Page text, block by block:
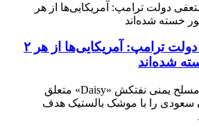
مقام مستعفی دولت ترامپ: آمریکایی‌ها از هر ۲
شده‌اند